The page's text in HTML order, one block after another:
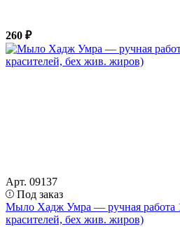
260 ₽
Арт. 09137
Под заказ
Мыло Хадж Умра — ручная работа
красителей, бех жив. жиров)